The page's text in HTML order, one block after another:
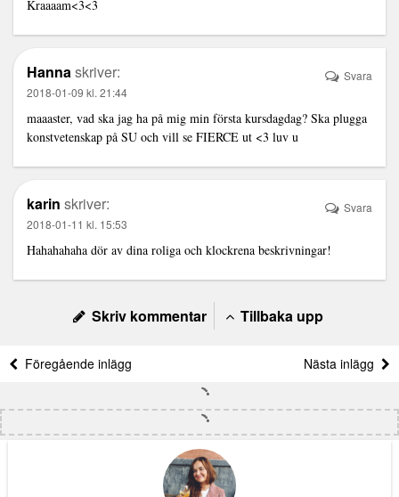
Kraaaam<3<3
Hannaskriver:
2018-01-09 kl. 21:44
maaaster, vad ska jag ha på mig min första kursdagdag? Ska plugga
konstvetenskap på SU och vill se FIERCE ut <3 luv u
Svara
karin skriver:
2018-01-11 kl. 15:53
Hahahahaha dör av dina roliga och klockrena beskrivningar!
Svara
Skriv kommentar Tillbaka upp
Föregående inlägg Nästa inlägg